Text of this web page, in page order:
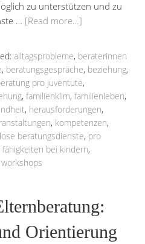
zu unterstützen und zu
… [Read more…]
alltagsprobleme, beraterinnen
, beratungsgespräche, beziehung,
pro juventute,
, familienklim, familienleben,
, herausforderungen,
, kompetenzen,
beratungsdienste, pro
fähigkeiten bei kindern,
workshops
Orientierung